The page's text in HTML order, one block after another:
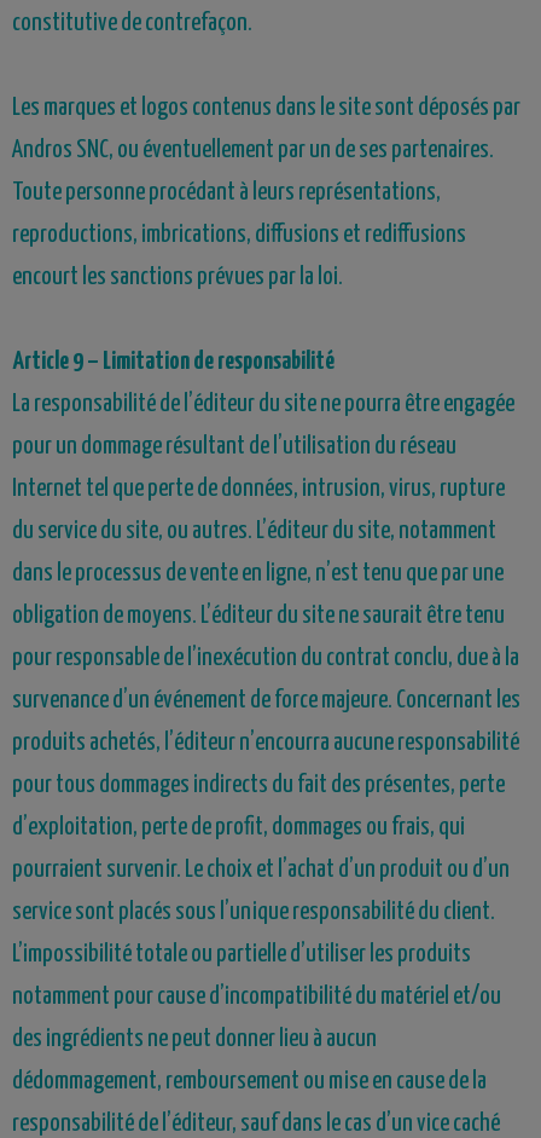
constitutive de contrefaçon.
Les marques et logos contenus dans le site sont déposés par
Andros SNC, ou éventuellement par un de ses partenaires.
Toute personne procédant à leurs représentations,
reproductions, imbrications, diffusions et rediffusions
encourt les sanctions prévues par la loi.
Article 9 – Limitation de responsabilité
La responsabilité de l’éditeur du site ne pourra être engagée
pour un dommage résultant de l’utilisation du réseau
Internet tel que perte de données, intrusion, virus, rupture
du service du site, ou autres. L’éditeur du site, notamment
dans le processus de vente en ligne, n’est tenu que par une
obligation de moyens. L’éditeur du site ne saurait être tenu
pour responsable de l’inexécution du contrat conclu, due à la
survenance d’un événement de force majeure. Concernant les
produits achetés, l’éditeur n’encourra aucune responsabilité
pour tous dommages indirects du fait des présentes, perte
d’exploitation, perte de profit, dommages ou frais, qui
pourraient survenir. Le choix et l’achat d’un produit ou d’un
service sont placés sous l’unique responsabilité du client.
L’impossibilité totale ou partielle d’utiliser les produits
notamment pour cause d’incompatibilité du matériel et/ou
des ingrédients ne peut donner lieu à aucun
dédommagement, remboursement ou mise en cause de la
responsabilité de l’éditeur, sauf dans le cas d’un vice caché